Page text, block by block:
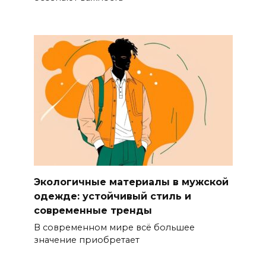
Экологичные материалы в мужской
одежде: устойчивый стиль и
современные тренды
В современном мире всё большее
значение приобретает